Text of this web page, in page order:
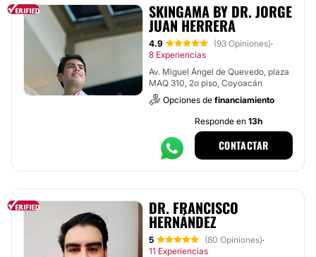
SKINGAMA BY DR. JORGE
JUAN HERRERA
4.9 (93 Opiniones)·
8 Experiencias
Av. Miguel Ángel de Quevedo, plaza
MAQ 310, 2o piso, Coyoacán
Opciones de financiamiento
Responde en 13h
CONTACTAR
DR. FRANCISCO
HERNÁNDEZ
5 (80 Opiniones)·
11 Experiencias